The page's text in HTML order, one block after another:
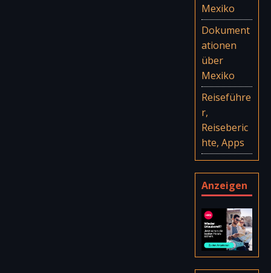
Mexiko
Dokument
ationen
über
Mexiko
Reiseführe
r,
Reiseberic
hte, Apps
Anzeigen